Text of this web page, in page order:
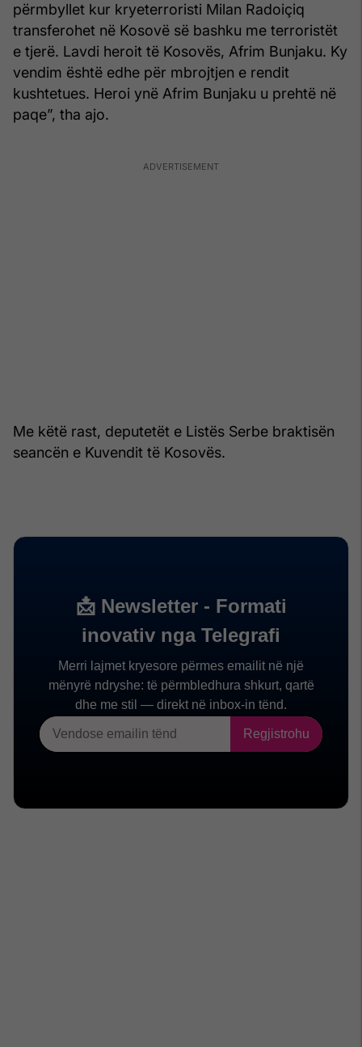
përmbyllet kur kryeterroristi Milan Radoiçiq
transferohet në Kosovë së bashku me terroristët
e tjerë. Lavdi heroit të Kosovës, Afrim Bunjaku. Ky
vendim është edhe për mbrojtjen e rendit
kushtetues. Heroi ynë Afrim Bunjaku u prehtë në
paqe”, tha ajo.
Me këtë rast, deputetët e Listës Serbe braktisën
seancën e Kuvendit të Kosovës.